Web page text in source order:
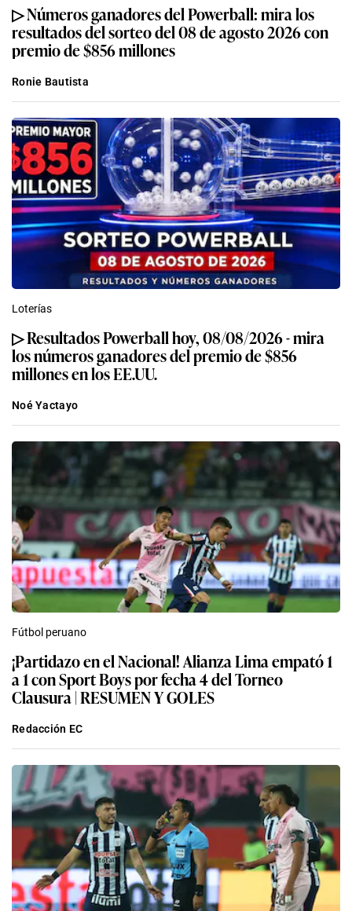
▷ Números ganadores del Powerball: mira los
resultados del sorteo del 08 de agosto 2026 con
premio de $856 millones
Ronie Bautista
Loterías
▷ Resultados Powerball hoy, 08/08/2026 - mira
los números ganadores del premio de $856
millones en los EE.UU.
Noé Yactayo
Fútbol peruano
¡Partidazo en el Nacional! Alianza Lima empató 1
a 1 con Sport Boys por fecha 4 del Torneo
Clausura | RESUMEN Y GOLES
Redacción EC